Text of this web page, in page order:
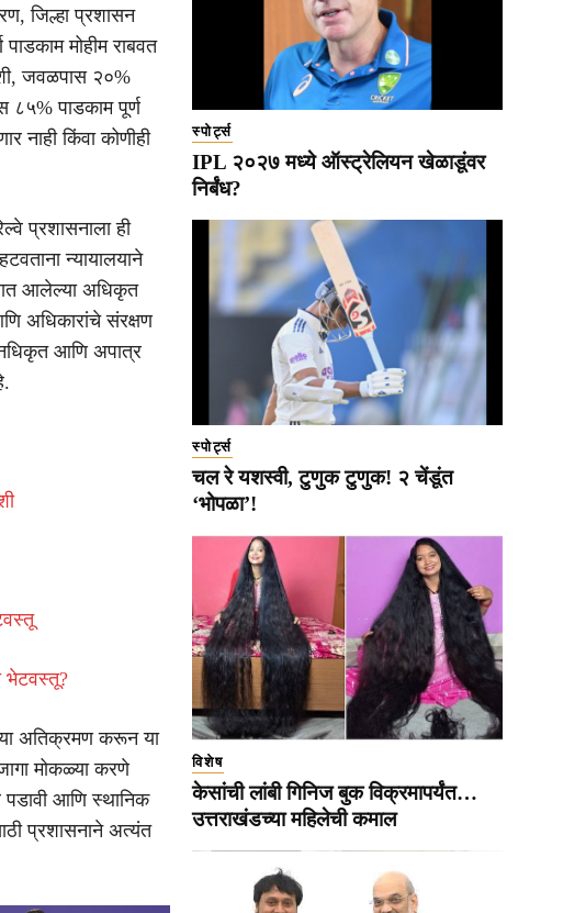
जिल्हा प्रशासन
मोहीम राबवत
जवळपास २०%
पाडकाम पूर्ण
नाही किंवा कोणीही
प्रशासनाला ही
न्यायालयाने
आलेल्या अधिकृत
अधिकारांचे संरक्षण
आणि अपात्र
भेटवस्तू?
अतिक्रमण करून या
मोकळ्या करणे
पडावी आणि स्थानिक
प्रशासनाने अत्यंत
स्पोर्ट्स
IPL २०२७ मध्ये ऑस्ट्रेलियन खेळाडूंवर
निर्बंध?
स्पोर्ट्स
चल रे यशस्वी, टुणुक टुणुक! २ चेंडूंत
‘भोपळा’!
विशेष
केसांची लांबी गिनिज बुक विक्रमापर्यंत…
उत्तराखंडच्या महिलेची कमाल